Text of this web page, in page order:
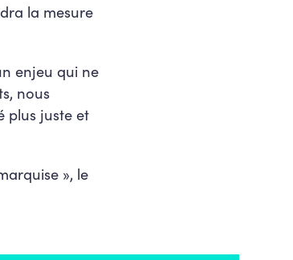
la mesure
enjeu qui ne
nous
plus juste et
», le